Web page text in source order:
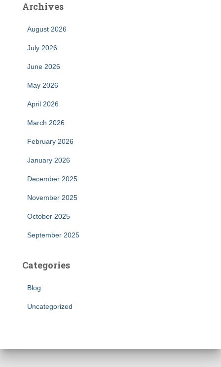
Archives
August 2026
July 2026
June 2026
May 2026
April 2026
March 2026
February 2026
January 2026
December 2025
November 2025
October 2025
September 2025
Categories
Blog
Uncategorized